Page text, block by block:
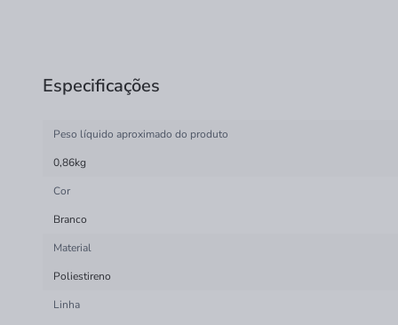
Especificações
Peso líquido aproximado do produto
0,86kg
Cor
Branco
Material
Poliestireno
Linha